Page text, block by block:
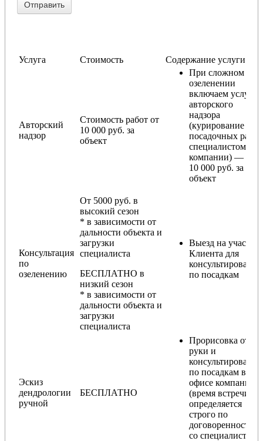
Услуга Стоимость Содержание услуги
Авторский
надзор
Стоимость работ от
10 000 руб. за
объект
При сложном
озеленении
включаем услугу
авторского
надзора
(курирование
посадочных работ
специалистом
компании) — от
10 000 руб. за
объект
Консультация
по
озеленению
От 5000 руб. в
высокий сезон
* в зависимости от
дальности объекта и
загрузки
специалиста
БЕСПЛАТНО в
низкий сезон
* в зависимости от
дальности объекта и
загрузки
специалиста
Выезд на участок
Клиента для
консультирования
по посадкам
Эскиз
дендрологии
ручной
БЕСПЛАТНО
Прорисовка от
руки и
консультирование
по посадкам в
офисе компании
(время встречи
определяется
строго по
договоренности
со специалистом)